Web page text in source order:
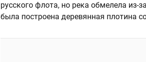
русского флота, но река обмелела из-
была построена деревянная плотина